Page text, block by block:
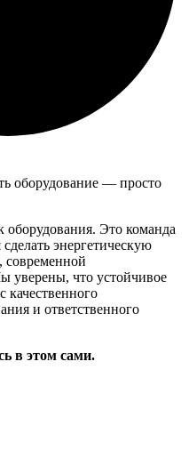
оборудование — просто
Это команда
энергетическую
современной
уверены, что устойчивое
качественного
и ответственного
в этом сами.